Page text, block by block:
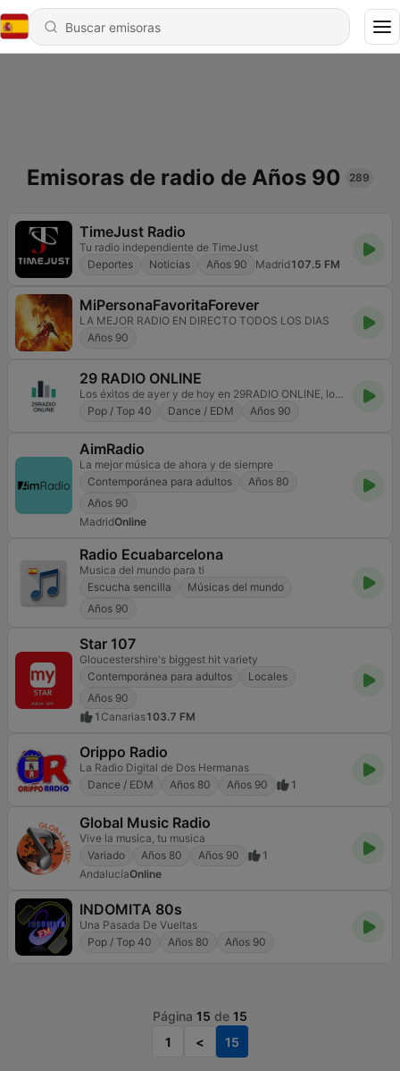
Emisoras de radio de Años 90 289
TimeJust Radio
Tu radio independiente de TimeJust
Deportes
Noticias Años 90 Madrid107.5 FM
MiPersonaFavoritaForever
LA MEJOR RADIO EN DIRECTO TODOS LOS DIAS
Años 90
29 RADIO ONLINE
Los éxitos de ayer y de hoy en 29RADIO ONLINE, lo que estabas buscando.
Pop / Top 40
Dance / EDM Años 90
AimRadio
La mejor música de ahora y de siempre
Contemporánea para adultos
Años 80
Años 90
MadridOnline
Radio Ecuabarcelona
Musica del mundo para ti
Escucha sencilla
Músicas del mundo
Años 90
Star 107
Gloucestershire's biggest hit variety
Contemporánea para adultos
Locales
Años 90
1 Canarias103.7 FM
Orippo Radio
La Radio Digital de Dos Hermanas
Dance / EDM
Años 80 Años 90 1
Global Music Radio
Vive la musica, tu musica
Variado
Años 80 Años 90
1
AndalucíaOnline
INDOMITA 80s
Una Pasada De Vueltas
Pop / Top 40
Años 80 Años 90
Página 15 de 15
1
< 15